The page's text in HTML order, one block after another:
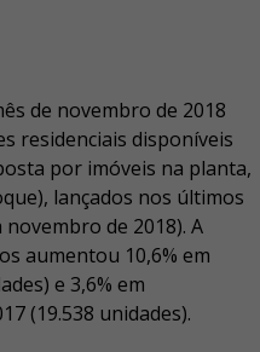
de novembro de 2018
residenciais disponíveis
por imóveis na planta,
lançados nos últimos
de 2018). A
aumentou 10,6% em
e 3,6% em
(19.538 unidades).